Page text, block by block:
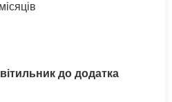
до додатка